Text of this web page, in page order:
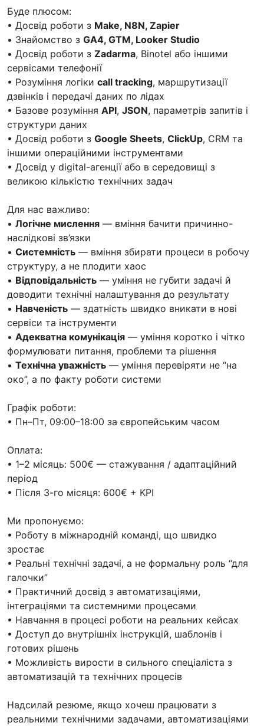
Буде плюсом:
• Досвід роботи з Make, N8N, Zapier
• Знайомство з GA4, GTM, Looker Studio
• Досвід роботи з Zadarma, Binotel або іншими
сервісами телефонії
• Розуміння логіки call tracking, маршрутизації
дзвінків і передачі даних по лідах
• Базове розуміння API, JSON, параметрів запитів і
структури даних
• Досвід роботи з Google Sheets, ClickUp, CRM та
іншими операційними інструментами
• Досвід у digital-агенції або в середовищі з
великою кількістю технічних задач
Для нас важливо:
• Логічне мислення — вміння бачити причинно-
наслідкові зв’язки
• Системність — вміння збирати процеси в робочу
структуру, а не плодити хаос
• Відповідальність — уміння не губити задачі й
доводити технічні налаштування до результату
• Навченість — здатність швидко вникати в нові
сервіси та інструменти
• Адекватна комунікація — уміння коротко і чітко
формулювати питання, проблеми та рішення
• Технічна уважність — уміння перевіряти не “на
око”, а по факту роботи системи
Графік роботи:
• Пн–Пт, 09:00–18:00 за європейським часом
Оплата:
• 1–2 місяць: 500€ — стажування / адаптаційний
період
• Після 3-го місяця: 600€ + KPI
Ми пропонуємо:
• Роботу в міжнародній команді, що швидко
зростає
• Реальні технічні задачі, а не формальну роль “для
галочки”
• Практичний досвід з автоматизаціями,
інтеграціями та системними процесами
• Навчання в процесі роботи на реальних кейсах
• Доступ до внутрішніх інструкцій, шаблонів і
готових рішень
• Можливість вирости в сильного спеціаліста з
автоматизацій та технічних процесів
Надсилай резюме, якщо хочеш працювати з
реальними технічними задачами, автоматизаціями